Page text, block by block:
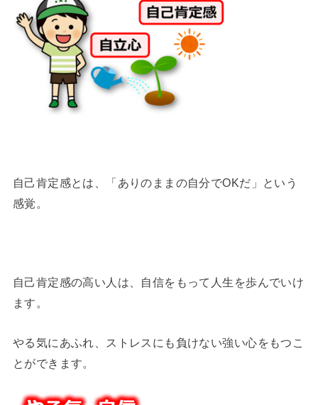
自己肯定感とは、「ありのままの自分でOKだ」という
感覚。
自己肯定感の高い人は、自信をもって人生を歩んでいけ
ます。
やる気にあふれ、ストレスにも負けない強い心をもつこ
とができます。